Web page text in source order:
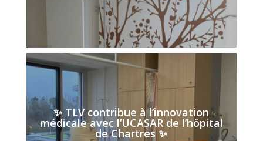
✨ TLV contribue à l’innovation
médicale avec l’UCASAR de l’hôpital
de Chartres ✨